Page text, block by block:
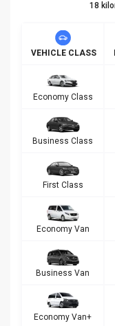
18
VEHICLE CLASS
Economy Class
Business Class
First Class
Economy Van
Business Van
Economy Van+